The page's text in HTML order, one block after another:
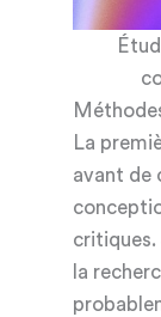
La
avant de
critiques.
la